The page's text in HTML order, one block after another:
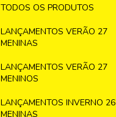
TODOS OS PRODUTOS
LANÇAMENTOS VERÃO 27
MENINAS
LANÇAMENTOS VERÃO 27
MENINOS
LANÇAMENTOS INVERNO 26
MENINAS